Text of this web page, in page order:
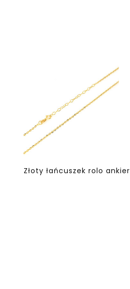
Złoty łańcuszek rolo ankier